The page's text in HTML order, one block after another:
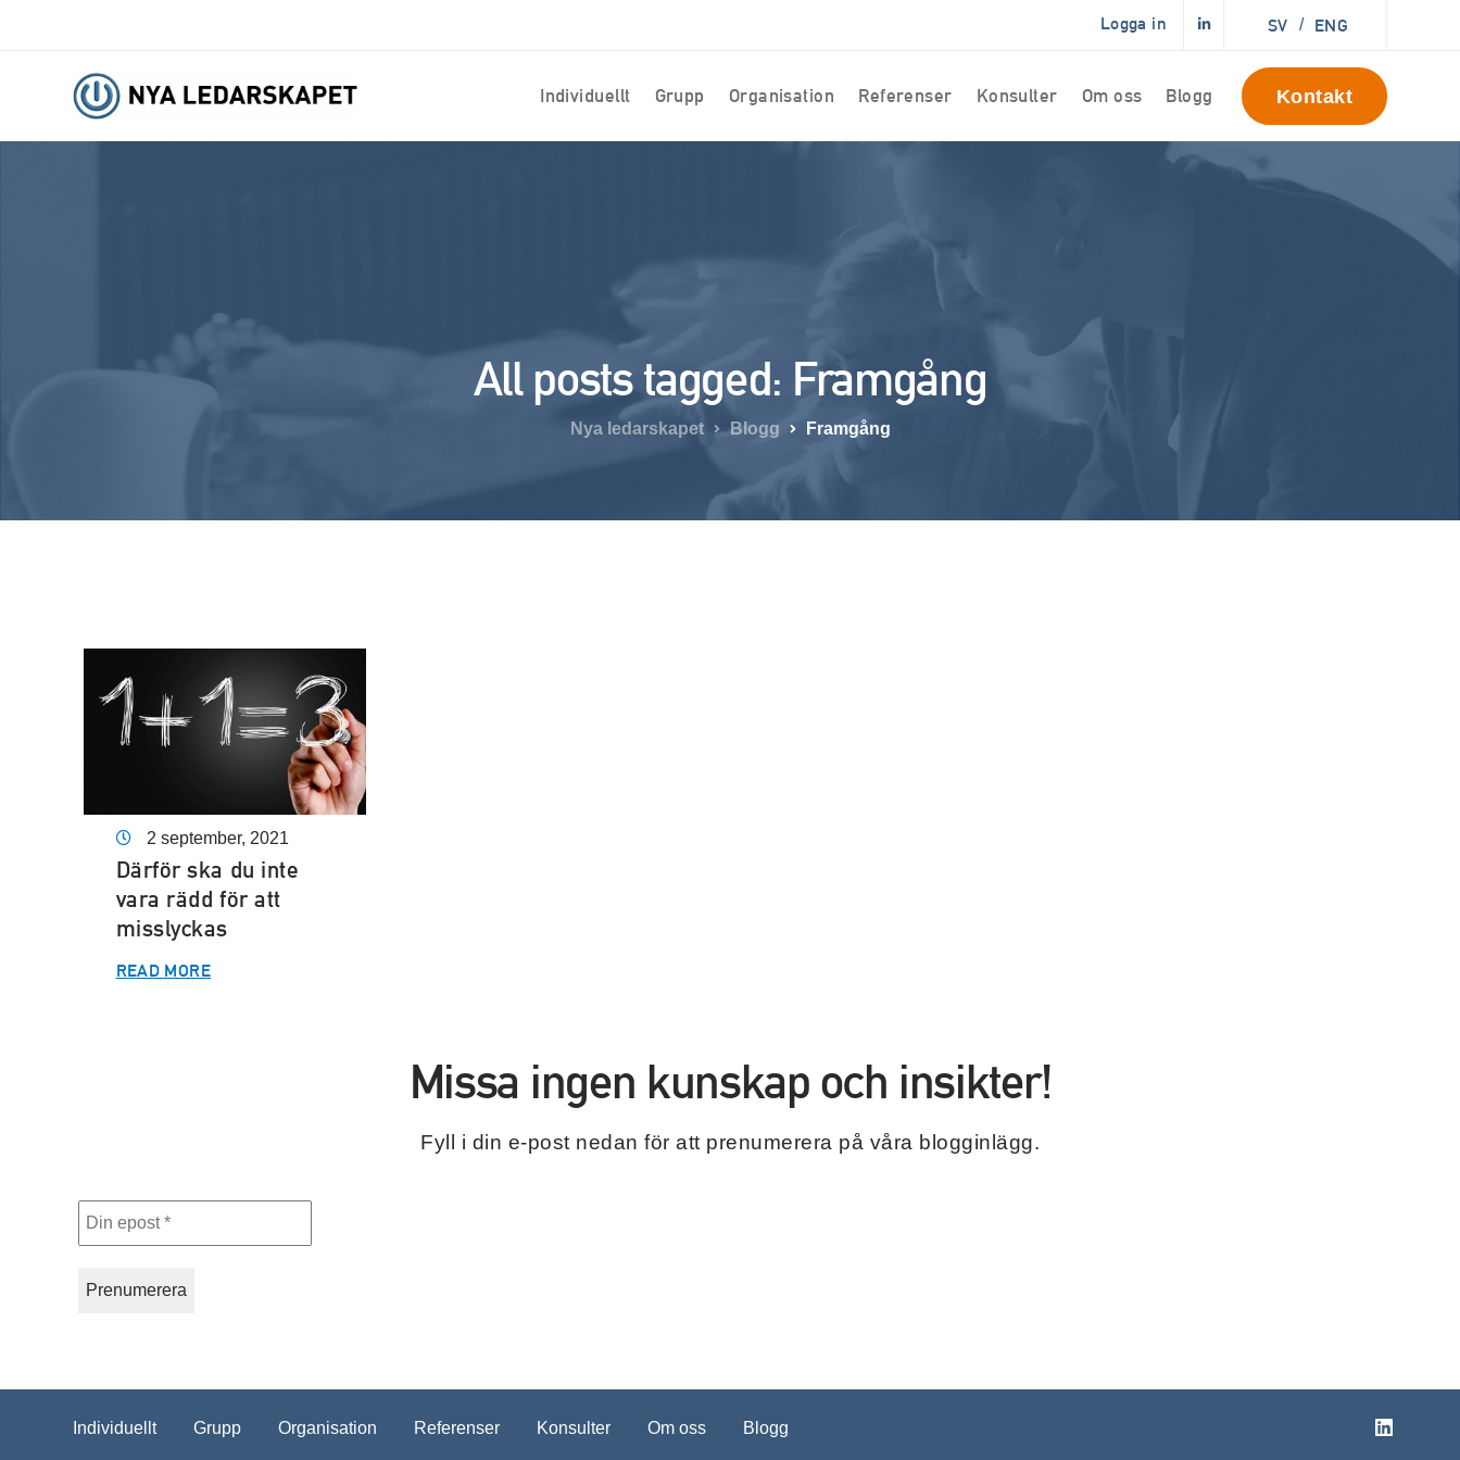
Logga in SV / ENG
Individuellt Grupp Organisation Referenser Konsulter Om oss Blogg Kontakt
All posts tagged: Framgång
Nya ledarskapet Blogg Framgång
2 september, 2021
Därför ska du inte
vara rädd för att
misslyckas
READ MORE
Missa ingen kunskap och insikter!
Fyll i din e-post nedan för att prenumerera på våra blogginlägg.
Din
epost
Individuellt Grupp Organisation Referenser Konsulter Om oss Blogg